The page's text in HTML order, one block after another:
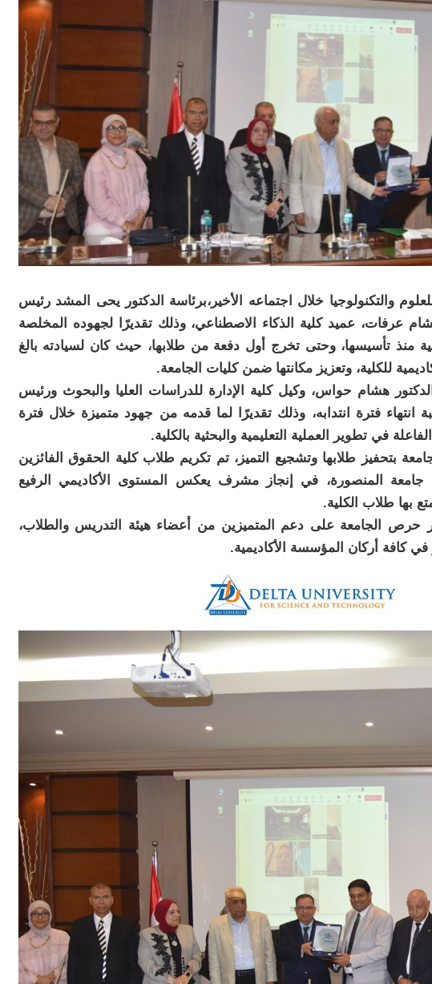
والتكنولوجيا خلال اجتماعه الأخير،برئاسة الدكتور يحى المشد رئيس
عرفات، عميد كلية الذكاء الاصطناعي، وذلك تقديرًا لجهوده المخلصة
منذ تأسيسها، وحتى تخرج أول دفعة من طلابها، حيث كان لسيادته بالغ
للكلية، وتعزيز مكانتها ضمن كليات الجامعة.
هشام حواس، وكيل كلية الإدارة للدراسات العليا والبحوث ورئيس
انتهاء فترة انتدابه، وذلك تقديرًا لما قدمه من جهود متميزة خلال فترة
في تطوير العملية التعليمية والبحثية بالكلية.
بتحفيز طلابها وتشجيع التميز، تم تكريم طلاب كلية الحقوق الفائزين
جامعة المنصورة، في إنجاز مشرف يعكس المستوى الأكاديمي الرفيع
بها طلاب الكلية.
حرص الجامعة على دعم المتميزين من أعضاء هيئة التدريس والطلاب،
في كافة أركان المؤسسة الأكاديمية.